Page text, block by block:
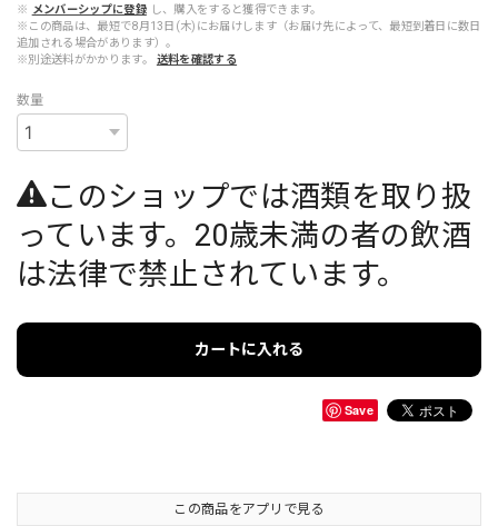
※ メンバーシップに登録 し、購入をすると獲得できます。
※この商品は、最短で8月13日(木)にお届けします（お届け先によって、最短到着日に数日
追加される場合があります）。
※別途送料がかかります。
送料を確認する
数量
このショップでは酒類を取り扱
っています。20歳未満の者の飲酒
は法律で禁止されています。
カートに入れる
Save
この商品をアプリで見る